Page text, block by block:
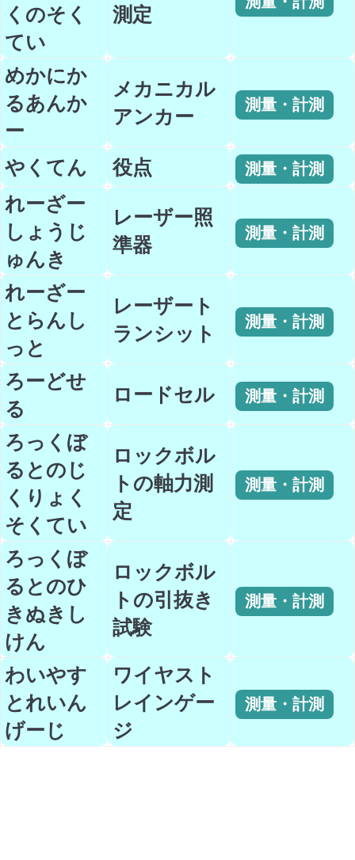
くのそく
てい
測定
めかにか
るあんか
ー
メカニカル
アンカー
測量・計測
やくてん 役点 測量・計測
れーざー
しょうじ
ゅんき
レーザー照
準器
測量・計測
れーざー
とらんし
っと
レーザート
ランシット
測量・計測
ろーどせ
る
ロードセル 測量・計測
ろっくぼ
るとのじ
くりょく
そくてい
ロックボル
トの軸力測
定
測量・計測
ろっくぼ
るとのひ
きぬきし
けん
ロックボル
トの引抜き
試験
測量・計測
わいやす
とれいん
げーじ
ワイヤスト
レインゲー
ジ
測量・計測